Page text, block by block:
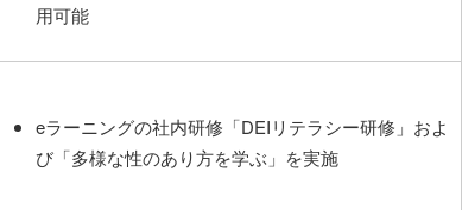
用可能
eラーニングの社内研修「DEIリテラシー研修」およ
び「多様な性のあり方を学ぶ」を実施